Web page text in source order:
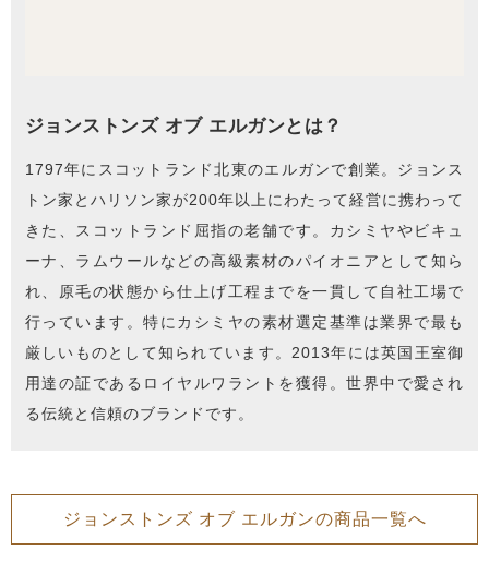
ジョンストンズ オブ エルガンとは？
1797年にスコットランド北東のエルガンで創業。ジョンス
トン家とハリソン家が200年以上にわたって経営に携わって
きた、スコットランド屈指の老舗です。カシミヤやビキュ
ーナ、ラムウールなどの高級素材のパイオニアとして知ら
れ、原毛の状態から仕上げ工程までを一貫して自社工場で
行っています。特にカシミヤの素材選定基準は業界で最も
厳しいものとして知られています。2013年には英国王室御
用達の証であるロイヤルワラントを獲得。世界中で愛され
る伝統と信頼のブランドです。
ジョンストンズ オブ エルガンの商品一覧へ